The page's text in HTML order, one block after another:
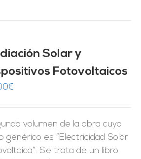
Solar y
Fotovoltaicos
€
volumen de la obra cuyo
genérico es “Electricidad Solar
Se trata de un libro